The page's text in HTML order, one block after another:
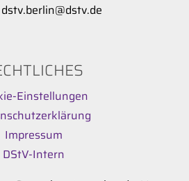
Einstellungen
Impressum
DStV-Intern